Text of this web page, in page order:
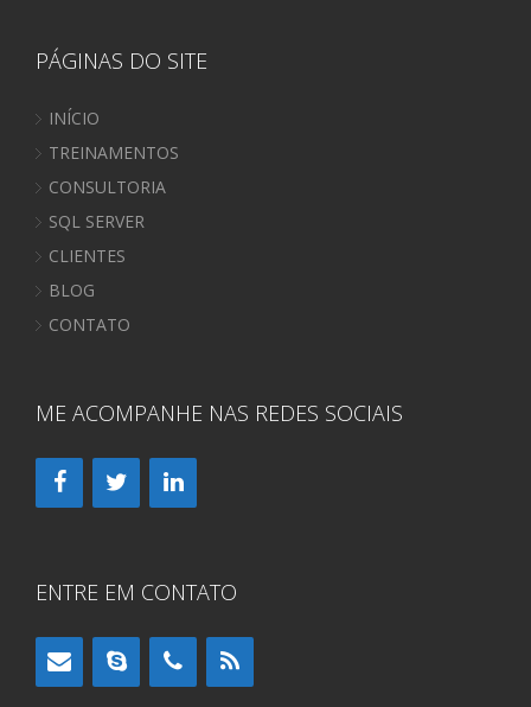
PÁGINAS DO SITE
INÍCIO
TREINAMENTOS
CONSULTORIA
SQL SERVER
CLIENTES
BLOG
CONTATO
ME ACOMPANHE NAS REDES SOCIAIS
ENTRE EM CONTATO